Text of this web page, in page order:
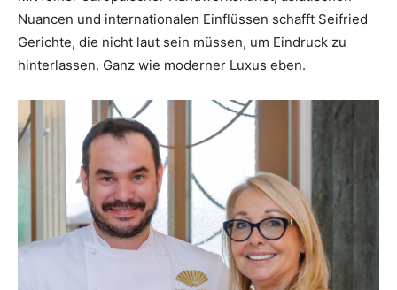
Nuancen und internationalen Einflüssen schafft Seifried
Gerichte, die nicht laut sein müssen, um Eindruck zu
hinterlassen. Ganz wie moderner Luxus eben.